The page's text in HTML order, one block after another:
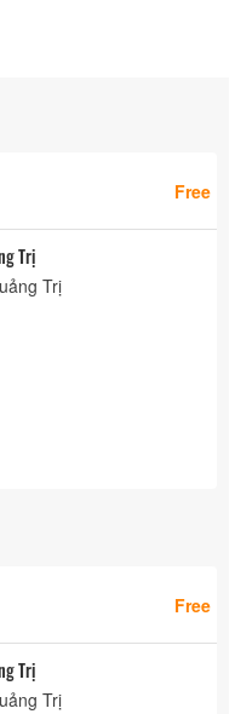
Free
Trị
Trị
Free
Trị
Trị